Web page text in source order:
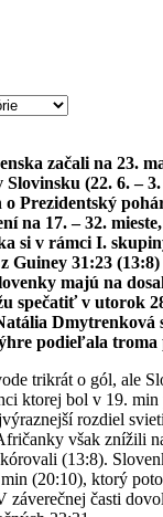
začali na 23.
(22. 6. – 3.
Prezidentský
na 17. – 32.
si v rámci I.
Guiney 31:23
majú na
spečatiť v utorok
Dmytrenková
podieľala troma
trikrát o gól, ale
ktorej bol v 19. min
rozdiel
však znížili
(13:8).
(20:10), ktorý
záverečnej časti